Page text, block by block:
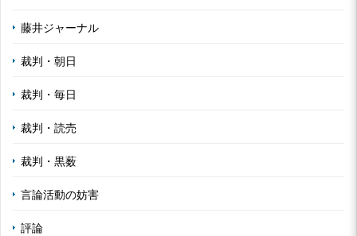
藤井ジャーナル
裁判・朝日
裁判・毎日
裁判・読売
裁判・黒薮
言論活動の妨害
評論